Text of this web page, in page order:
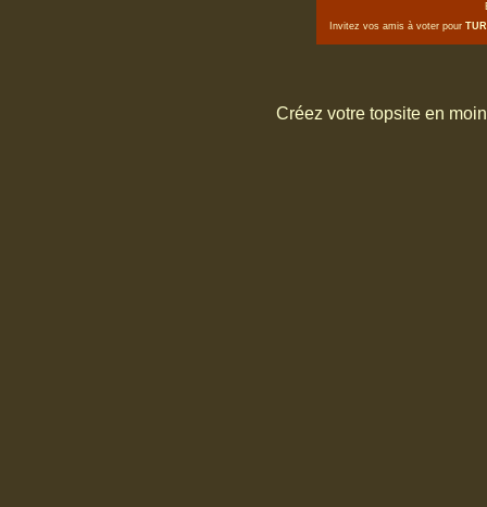
Invitez vos amis à voter pour
Créez votre topsite en